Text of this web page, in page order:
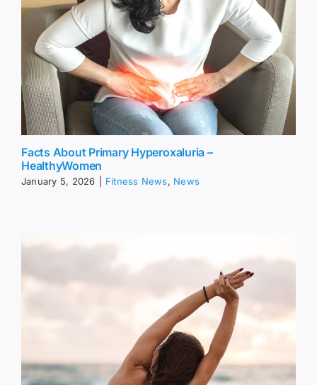
Facts About Primary Hyperoxaluria –
HealthyWomen
January 5, 2026 Fitness News, News